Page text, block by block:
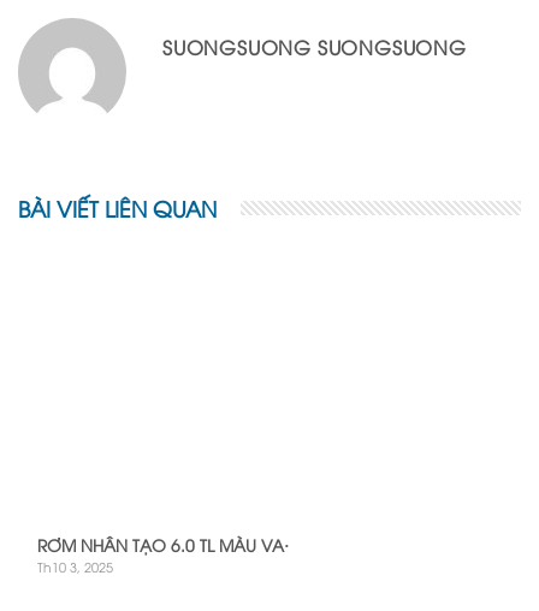
SUONGSUONG SUONGSUONG
BÀI VIẾT LIÊN QUAN
RƠM NHÂN TẠO 6.0 TL MÀU VA·
Th10 3, 2025